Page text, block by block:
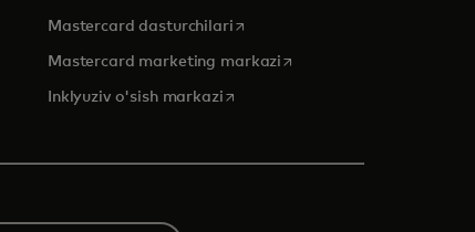
Mastercard dasturchilariopens in a new tab
Mastercard marketing markazi opens in a new tab
Inklyuziv o'sish markaziopens in a new tab